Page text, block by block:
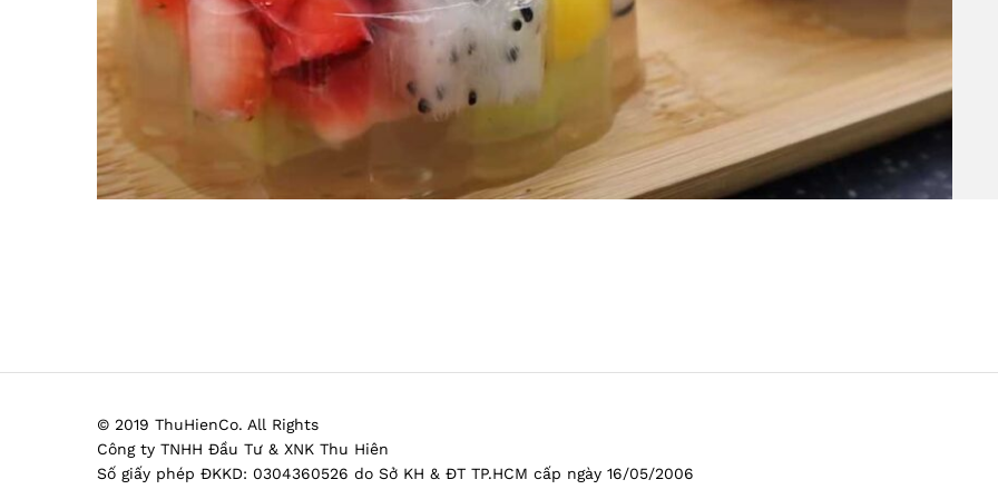
© 2019 ThuHienCo. All Rights
Công ty TNHH Đầu Tư & XNK Thu Hiên
Số giấy phép ĐKKD: 0304360526 do Sở KH & ĐT TP.HCM cấp ngày 16/05/2006